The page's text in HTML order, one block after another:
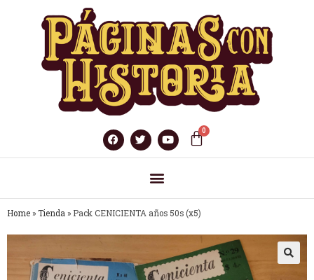
Home » Tienda » Pack CENICIENTA años 50s (x5)